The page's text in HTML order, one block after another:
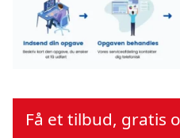
Få et tilbud, gratis